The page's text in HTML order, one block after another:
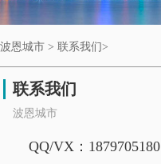
波恩城市 > 联系我们>
联系我们
波恩城市
QQ/VX：1879705180